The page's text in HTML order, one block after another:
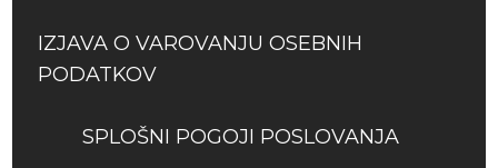
IZJAVA O VAROVANJU OSEBNIH
PODATKOV
SPLOŠNI POGOJI POSLOVANJA